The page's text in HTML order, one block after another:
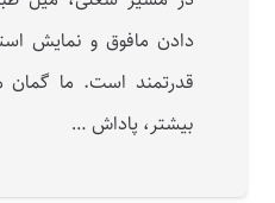
دادن مافوق و نمایش
قدرتمند است. ما
بیشتر، پاداش …